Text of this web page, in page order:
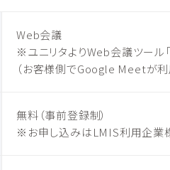
Web会議
※ユニリタよりWeb会議ツール
（お客様側でGoogle Meetが利
無料（事前登録制）
※お申し込みはLMIS利用企業